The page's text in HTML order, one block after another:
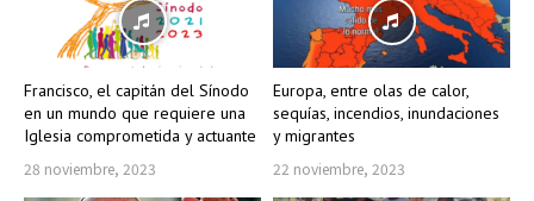
Francisco, el capitán del Sínodo
en un mundo que requiere una
Iglesia comprometida y actuante
28 noviembre, 2023
Europa, entre olas de calor,
sequías, incendios, inundaciones
y migrantes
22 noviembre, 2023